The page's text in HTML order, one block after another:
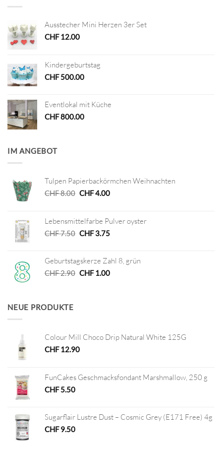
Ausstecher Mini Herzen 3er Set
CHF12.00
Kindergeburtstag
CHF500.00
Eventlokal mit Küche
CHF800.00
IM ANGEBOT
Tulpen Papierbackörmchen Weihnachten
CHF8.00 Ursprünglicher
CHF 8.00
CHF4.00Aktueller
CHF 4.00.
Lebensmittelfarbe Pulver oyster
CHF7.50 Ursprünglicher
CHF 7.50
CHF3.75Aktueller
CHF 3.75.
Geburtstagskerze Zahl 8, grün
CHF2.90 Ursprünglicher
CHF1.00Aktueller
NEUE PRODUKTE
Colour Mill Choco Drip Natural White 125G
CHF12.90
FunCakes Geschmacksfondant Marshmallow, 250 g
CHF5.50
Sugarflair Lustre Dust – Cosmic Grey (E171 Free) 4g
CHF9.50